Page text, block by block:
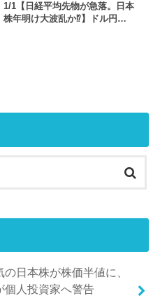
1/1【日経平均先物が急落。日本
株年明け大波乱か⁉】ドル円…
日本株が株価半値に、
個人投資家へ警告